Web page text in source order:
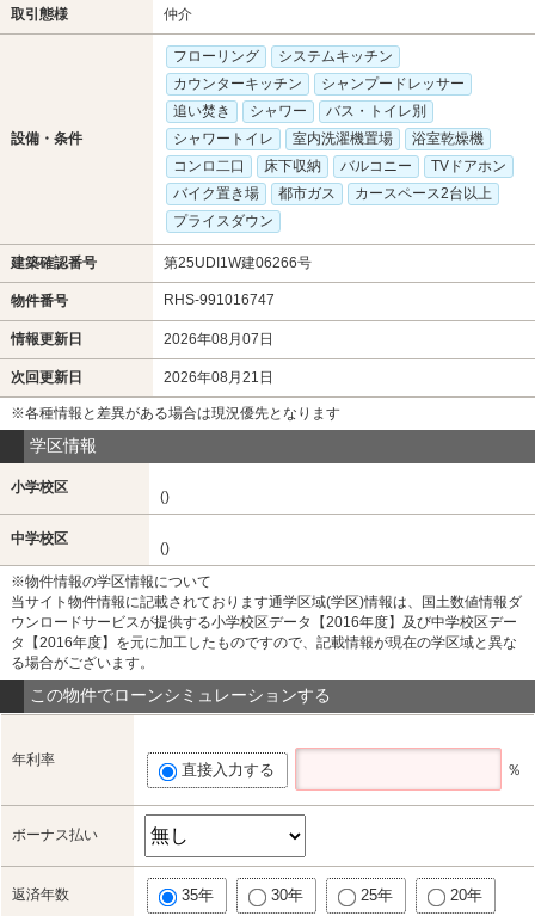
取引態様 仲介
設備・条件
フローリング
システムキッチン
カウンターキッチン
シャンプードレッサー
追い焚き
シャワー
バス・トイレ別
シャワートイレ
室内洗濯機置場
浴室乾燥機
コンロ二口
床下収納 バルコニー
TVドアホン
バイク置き場
都市ガス
カースペース2台以上
プライスダウン
建築確認番号 第25UDI1W建06266号
物件番号 RHS-991016747
情報更新日 2026年08月07日
次回更新日 2026年08月21日
※各種情報と差異がある場合は現況優先となります
学区情報
小学校区
()
中学校区
()
※物件情報の学区情報について
当サイト物件情報に記載されております通学区域(学区)情報は、国土数値情報ダ
ウンロードサービスが提供する小学校区データ【2016年度】及び中学校区デー
タ【2016年度】を元に加工したものですので、記載情報が現在の学区域と異な
る場合がございます。
この物件でローンシミュレーションする
年利率
直接入力する ％
ボーナス払い
返済年数 35年 30年 25年 20年